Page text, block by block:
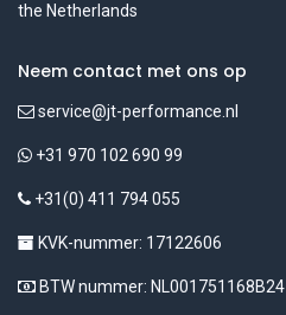
the Netherlands
Neem contact met ons op
service@jt-performance.nl
+31 970 102 690 99
+31(0) 411 794 055
KVK-nummer: 17122606
BTW nummer: NL001751168B24